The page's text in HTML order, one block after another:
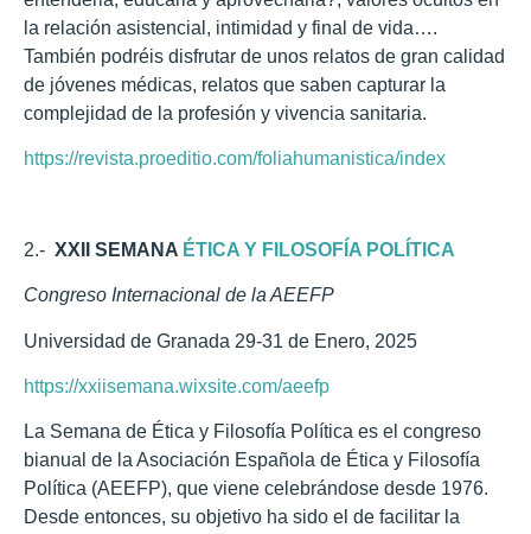
la relación asistencial, intimidad y final de vida….
También podréis disfrutar de unos relatos de gran calidad
de jóvenes médicas, relatos que saben capturar la
complejidad de la profesión y vivencia sanitaria.
https://revista.proeditio.com/foliahumanistica/index
2.- XXII SEMANA ÉTICA Y FILOSOFÍA POLÍTICA
Congreso Internacional de la AEEFP
Universidad de Granada 29-31 de Enero, 2025
https://xxiisemana.wixsite.com/aeefp
La Semana de Ética y Filosofía Política es el congreso
bianual de la Asociación Española de Ética y Filosofía
Política (AEEFP), que viene celebrándose desde 1976.
Desde entonces, su objetivo ha sido el de facilitar la